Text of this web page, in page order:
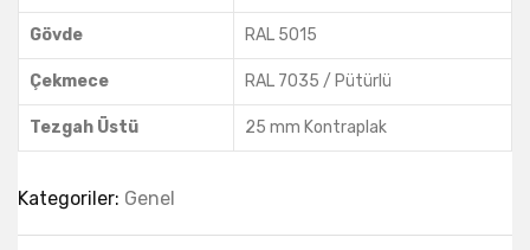
Gövde RAL 5015
Çekmece RAL 7035 / Pütürlü
Tezgah Üstü 25 mm Kontraplak
Kategoriler: Genel